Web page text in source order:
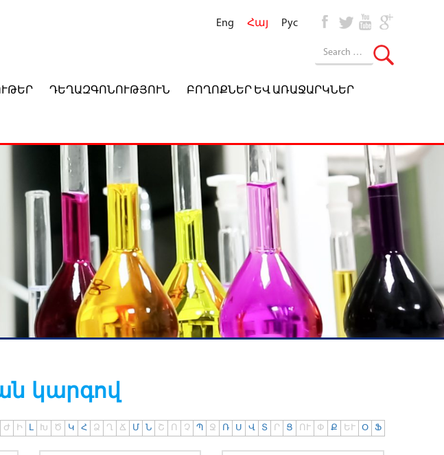
Eng Հայ Рус
ԴԵՂԱԶԳՈՆՈՒԹՅՈՒՆ ԲՈՂՈՔՆԵՐ ԵՎ ԱՌԱՋԱՐԿՆԵՐ
կարգով
Ժ Ի Լ Խ Ծ Կ Հ Ձ Ղ Ճ Մ Ն Շ Ո Չ Պ Ջ Ռ Ս Վ Տ Ր Ց ՈՒ Փ Ք ԵՒ Օ Ֆ